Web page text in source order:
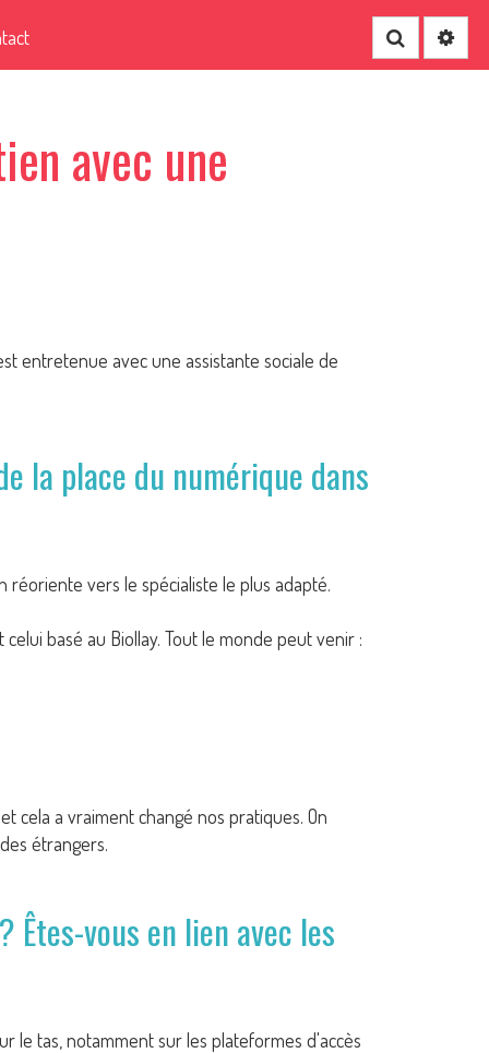
avec une
entretenue avec une assistante sociale de
la place du numérique dans
réoriente vers le spécialiste le plus adapté.
basé au Biollay. Tout le monde peut venir :
cela a vraiment changé nos pratiques. On
étrangers.
vous en lien avec les
le tas, notamment sur les plateformes d'accès